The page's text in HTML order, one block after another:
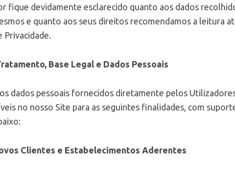
fique devidamente esclarecido quanto aos dados
e quanto aos seus direitos recomendamos a leitura
Privacidade.
Base Legal e Dados Pessoais
dados pessoais fornecidos diretamente pelos
no nosso Site para as seguintes finalidades, com
Clientes e Estabelecimentos Aderentes